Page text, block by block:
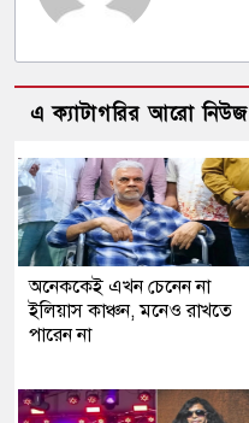
এ ক্যাটাগরির আরো নিউজ
অনেককেই এখন চেনেন না
ইলিয়াস কাঞ্চন, মনেও রাখতে
পারেন না